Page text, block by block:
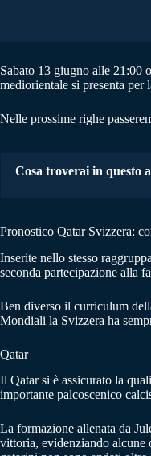
Sabato 13 giugno alle 21:00
mediorientale si presenta
Nelle prossime righe
Cosa troverai in questo
Pronostico Qatar Svizzera:
Inserite nello stesso
seconda partecipazione alla
Ben diverso il curriculum
Mondiali la Svizzera ha
Qatar
Il Qatar si è assicurato la
importante palcoscenico
La formazione allenata da
vittoria, evidenziando